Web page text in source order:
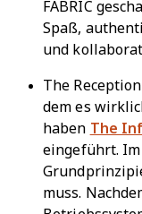
FABRIC
Spaß,
und
The
dem es
haben The
eingeführt.
muss.